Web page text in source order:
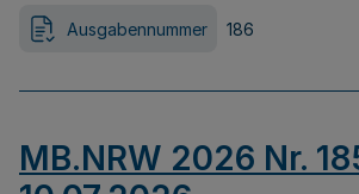
Ausgabennummer 186
MB.NRW 2026 Nr.